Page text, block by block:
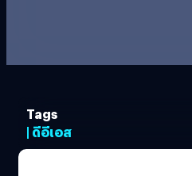
Tags
| ดีอีเอส